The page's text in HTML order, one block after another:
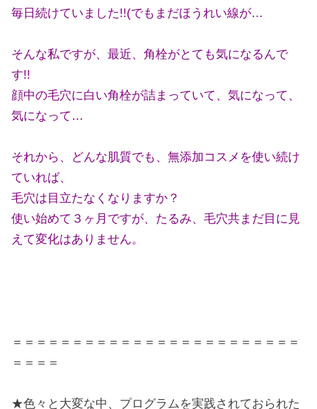
毎日続けていました!!(でもまだほうれい線が…
そんな私ですが、最近、角栓がとても気になるんで
す!!
顔中の毛穴に白い角栓が詰まっていて、気になって、
気になって…
それから、どんな肌質でも、無添加コスメを使い続け
ていれば、
毛穴は目立たなくなりますか？
使い始めて３ヶ月ですが、たるみ、毛穴共まだ目に見
えて変化はありません。
＝＝＝＝＝＝＝＝＝＝＝＝＝＝＝＝＝＝＝＝＝＝＝＝
＝＝＝＝
★色々と大変な中、プログラムを実践されておられた